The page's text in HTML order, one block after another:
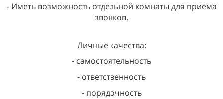
- Иметь возможность отдельной комнаты для приема
звонков.
Личные качества:
- самостоятельность
- ответственность
- порядочность